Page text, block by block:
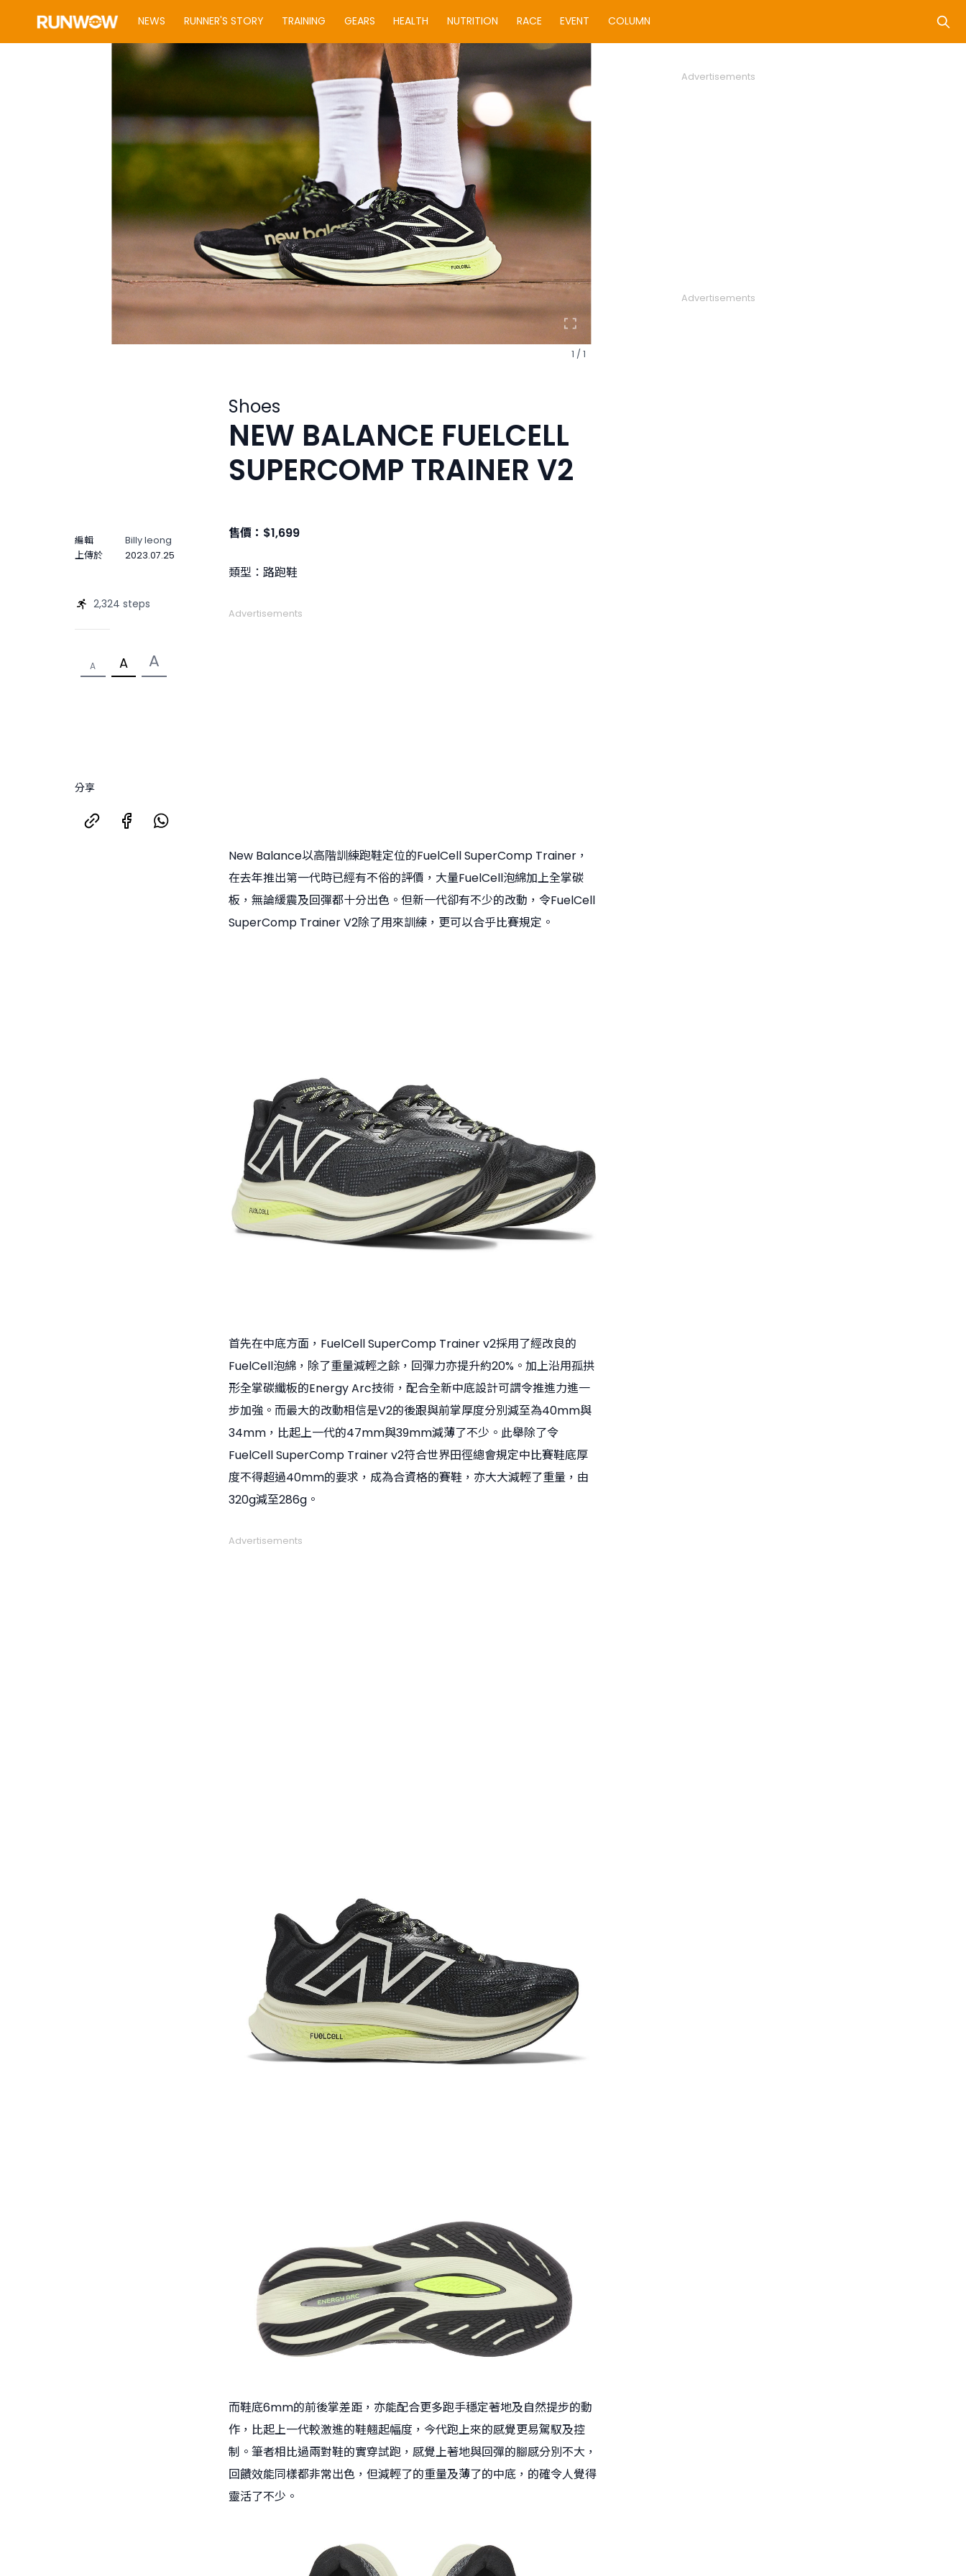
NEWS RUNNER'S STORY TRAINING GEARS HEALTH NUTRITION RACE EVENT COLUMN
1 / 1
Shoes
NEW BALANCE FUELCELL
SUPERCOMP TRAINER V2
編輯
Billy Ieong
上傳於
2023.07.25
2,324 steps
A A A
分享
售價：$1,699
類型：路跑鞋
Advertisements
New Balance以高階訓練跑鞋定位的FuelCell SuperComp Trainer，
在去年推出第一代時已經有不俗的評價，大量FuelCell泡綿加上全掌碳
板，無論緩震及回彈都十分出色。但新一代卻有不少的改動，令FuelCell
SuperComp Trainer V2除了用來訓練，更可以合乎比賽規定。
首先在中底方面，FuelCell SuperComp Trainer v2採用了經改良的
FuelCell泡綿，除了重量減輕之餘，回彈力亦提升約20%。加上沿用孤拱
形全掌碳纖板的Energy Arc技術，配合全新中底設計可謂令推進力進一
步加強。而最大的改動相信是V2的後跟與前掌厚度分別減至為40mm與
34mm，比起上一代的47mm與39mm減薄了不少。此舉除了令
FuelCell SuperComp Trainer v2符合世界田徑總會規定中比賽鞋底厚
度不得超過40mm的要求，成為合資格的賽鞋，亦大大減輕了重量，由
320g減至286g。
Advertisements
而鞋底6mm的前後掌差距，亦能配合更多跑手穩定著地及自然提步的動
作，比起上一代較激進的鞋翹起幅度，今代跑上來的感覺更易駕馭及控
制。筆者相比過兩對鞋的實穿試跑，感覺上著地與回彈的腳感分別不大，
回饋效能同樣都非常出色，但減輕了的重量及薄了的中底，的確令人覺得
靈活了不少。
Advertisements
Advertisements